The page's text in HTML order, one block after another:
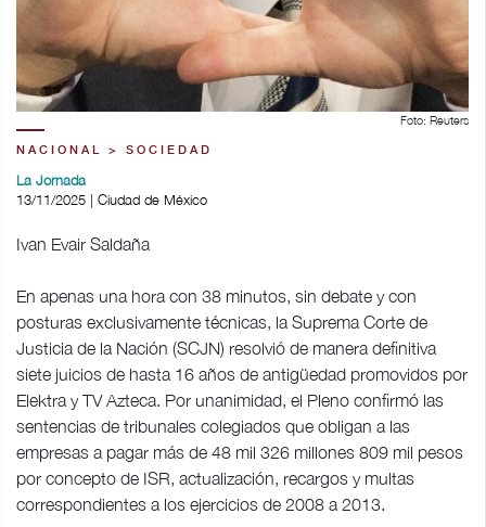
Foto: Reuters
NACIONAL > SOCIEDAD
La Jornada
13/11/2025 | Ciudad de México
Ivan Evair Saldaña
En apenas una hora con 38 minutos, sin debate y con
posturas exclusivamente técnicas, la Suprema Corte de
Justicia de la Nación (SCJN) resolvió de manera definitiva
siete juicios de hasta 16 años de antigüedad promovidos por
Elektra y TV Azteca. Por unanimidad, el Pleno confirmó las
sentencias de tribunales colegiados que obligan a las
empresas a pagar más de 48 mil 326 millones 809 mil pesos
por concepto de ISR, actualización, recargos y multas
correspondientes a los ejercicios de 2008 a 2013.